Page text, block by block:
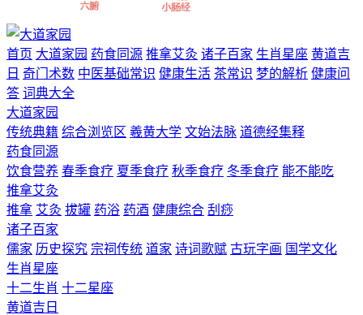
首页 大道家园 药食同源 推拿艾灸 诸子百家 生肖星座 黄道吉
日 奇门术数 中医基础常识 健康生活 茶常识 梦的解析 健康问
答 词典大全
大道家园
传统典籍 综合浏览区 羲黄大学 文始法脉 道德经集释
药食同源
饮食营养 春季食疗 夏季食疗 秋季食疗 冬季食疗 能不能吃
推拿艾灸
推拿 艾灸 拔罐 药浴 药酒 健康综合 刮痧
诸子百家
儒家 历史探究 宗祠传统 道家 诗词歌赋 古玩字画 国学文化
生肖星座
十二生肖 十二星座
黄道吉日